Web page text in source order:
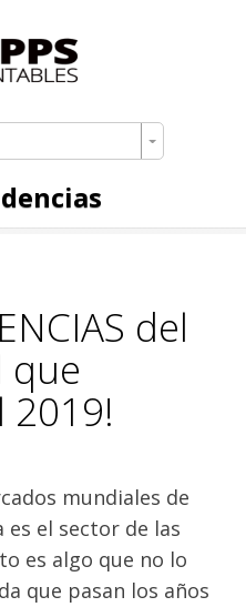
del
que
2019!
mundiales de
es el sector de las
es algo que no lo
que pasan los años